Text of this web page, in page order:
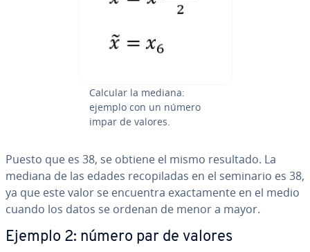
Calcular la mediana:
ejemplo con un número
impar de valores.
Puesto que es 38, se obtiene el mismo resultado. La
mediana de las edades re­co­pi­la­das en el seminario es 38,
ya que este valor se encuentra exac­ta­me­n­te en el medio
cuando los datos se ordenan de menor a mayor.
Ejemplo 2: número par de valores